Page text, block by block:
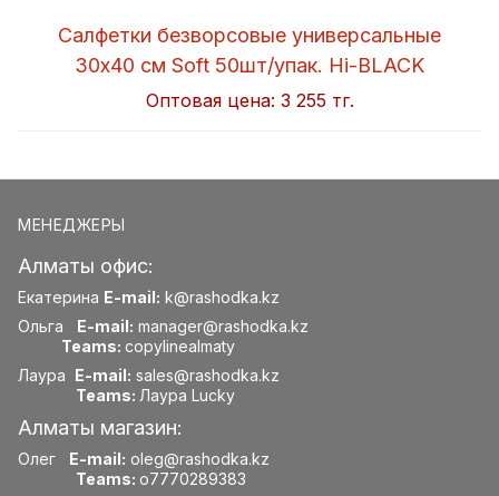
Салфетки безворсовые универсальные
30x40 см Soft 50шт/упак. Hi-BLACK
Оптовая цена: 3 255 тг.
МЕНЕДЖЕРЫ
Алматы офис:
Екатерина E-mail: k@rashodka.kz
Ольга E-mail: manager@rashodka.kz
Teams: copylinealmaty
Лаура E-mail: sales@rashodka.kz
Teams: Лаура Lucky
Алматы магазин:
Олег E-mail: oleg@rashodka.kz
Teams: o7770289383